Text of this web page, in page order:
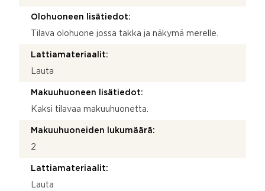
Olohuoneen lisätiedot:
Tilava olohuone jossa takka ja näkymä merelle.
Lattiamateriaalit:
Lauta
Makuuhuoneen lisätiedot:
Kaksi tilavaa makuuhuonetta.
Makuuhuoneiden lukumäärä:
2
Lattiamateriaalit:
Lauta